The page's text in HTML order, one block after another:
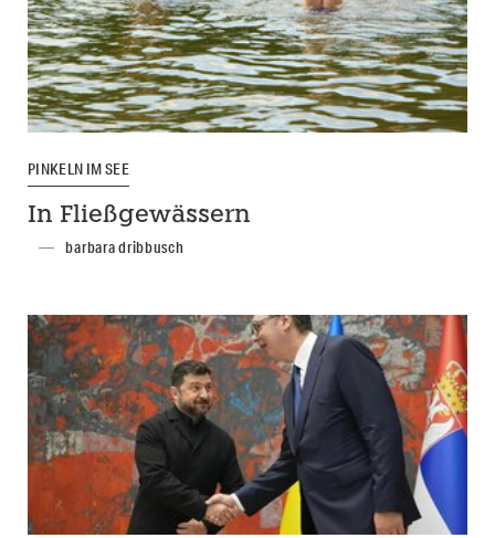
PINKELN IM SEE
In Fließgewässern
barbara dribbusch